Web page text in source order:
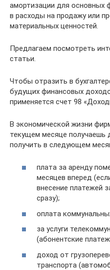
амортизации для основных
в расходы на продажу или
материальных ценностей.
Предлагаем посмотреть
статьи.
Чтобы отразить в
будущих финансовых
применяется счет 98
В экономической жизни
текущем месяце
получить в следующем
плата за аренду
месяцев вперед
внесение платежей
сразу);
оплата
за услуги
(абонентские
доход от
транспорта